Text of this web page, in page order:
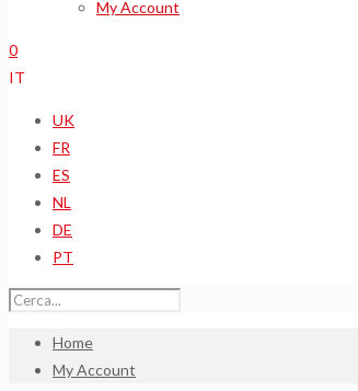
My Account
0
IT
UK
FR
ES
NL
DE
PT
Home
My Account